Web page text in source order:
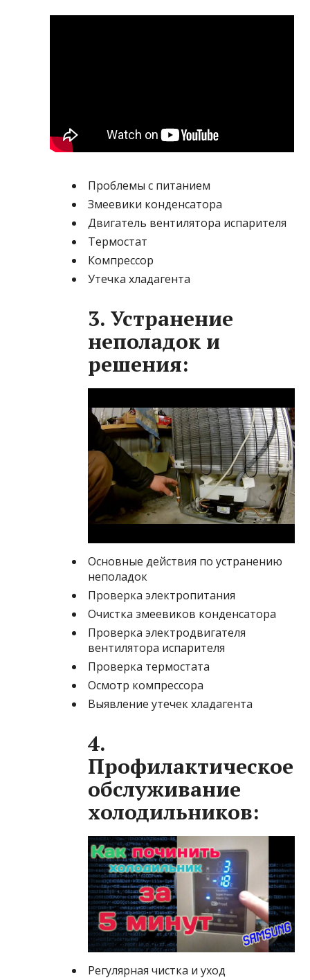
Проблемы с питанием
Змеевики конденсатора
Двигатель вентилятора испарителя
Термостат
Компрессор
Утечка хладагента
3. Устранение
неполадок и
решения:
Основные действия по устранению
неполадок
Проверка электропитания
Очистка змеевиков конденсатора
Проверка электродвигателя
вентилятора испарителя
Проверка термостата
Осмотр компрессора
Выявление утечек хладагента
4.
Профилактическое
обслуживание
холодильников:
Регулярная чистка и уход